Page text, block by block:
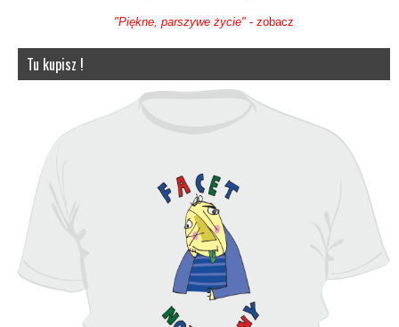
"Piękne, parszywe życie" - zobacz
Tu kupisz !